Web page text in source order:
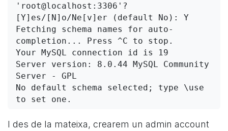
'root@localhost:3306'?
[Y]es/[N]o/Ne[v]er (default No): Y
Fetching schema names for auto-
completion... Press ^C to stop.
Your MySQL connection id is 19
Server version: 8.0.44 MySQL Community
Server - GPL
No default schema selected; type \use
I des de la mateixa, crearem un admin account